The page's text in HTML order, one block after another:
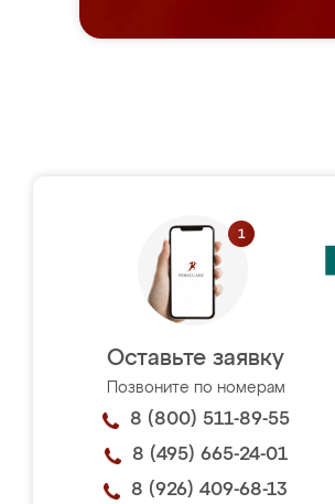
Оставьте заявку
Позвоните по номерам
8 (800) 511-89-55
8 (495) 665-24-01
8 (926) 409-68-13